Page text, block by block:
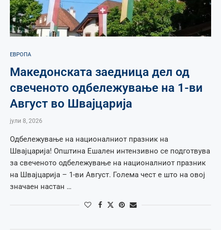
ЕВРОПА
Македонската заедница дел од
свеченото одбележување на 1-ви
Август во Швајцарија
јули 8, 2026
Одбележување на националниот празник на
Швајцарија! Општина Ешален интензивно се подготвува
за свеченото одбележување на националниот празник
на Швајцарија – 1-ви Август. Голема чест е што на овој
значаен настан …